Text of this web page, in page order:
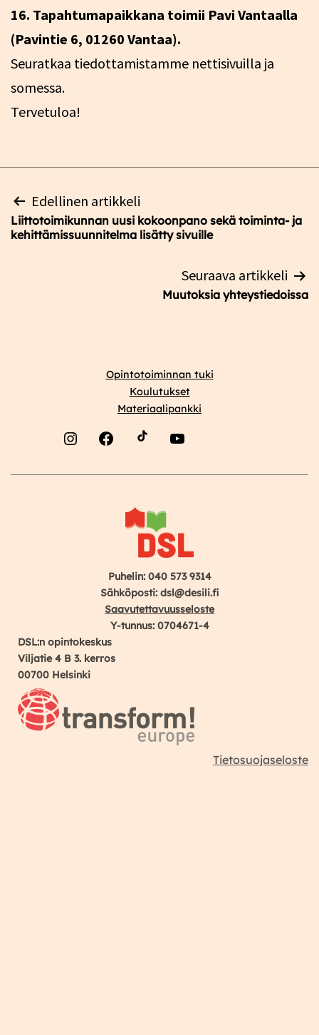
16. Tapahtumapaikkana toimii Pavi Vantaalla
(Pavintie 6, 01260 Vantaa).
Seuratkaa tiedottamistamme nettisivuilla ja
somessa.
Tervetuloa!
Artikkelien
selaus
Edellinen artikkeli
Liittotoimikunnan uusi kokoonpano sekä toiminta- ja
kehittämissuunnitelma lisätty sivuille
Seuraava artikkeli
Muutoksia yhteystiedoissa
Opintotoiminnan tuki
Koulutukset
Materiaalipankki
Puhelin: 040 573 9314
Sähköposti: dsl@desili.fi
Saavutettavuusseloste
Y-tunnus: 0704671-4
DSL:n opintokeskus
Viljatie 4 B 3. kerros
00700 Helsinki
Tietosuojaseloste